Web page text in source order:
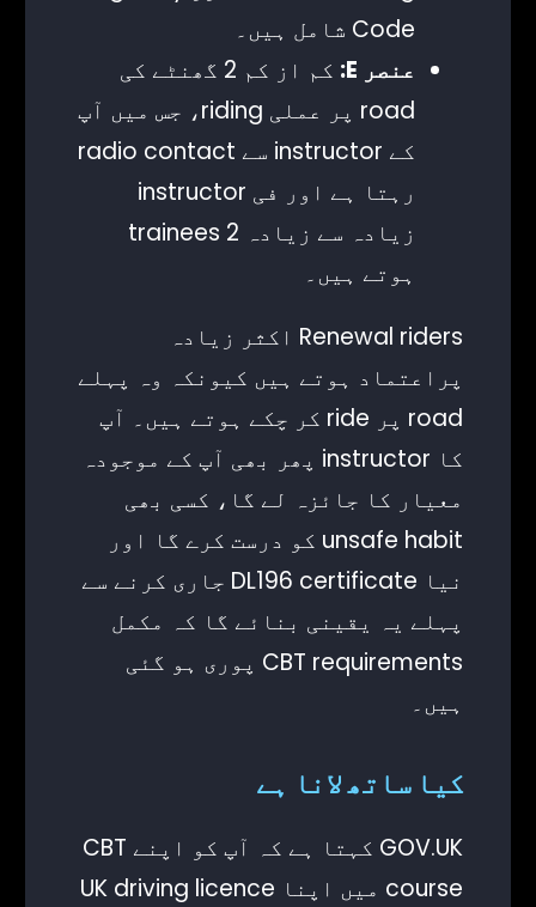
Code شامل ہیں۔
عنصر E:
کم از کم 2 گھنٹے کی
road پر عملی riding، جس میں آپ
کے instructor سے radio contact
رہتا ہے اور فی instructor
زیادہ سے زیادہ 2 trainees
ہوتے ہیں۔
Renewal riders اکثر زیادہ
پراعتماد ہوتے ہیں کیونکہ وہ پہلے
road پر ride کر چکے ہوتے ہیں۔ آپ
کا instructor پھر بھی آپ کے موجودہ
معیار کا جائزہ لے گا، کسی بھی
unsafe habit کو درست کرے گا اور
نیا DL196 certificate جاری کرنے سے
پہلے یہ یقینی بنائے گا کہ مکمل
CBT requirements پوری ہو گئی
ہیں۔
کیا ساتھ لانا ہے
GOV.UK کہتا ہے کہ آپ کو اپنے CBT
course میں اپنا UK driving licence